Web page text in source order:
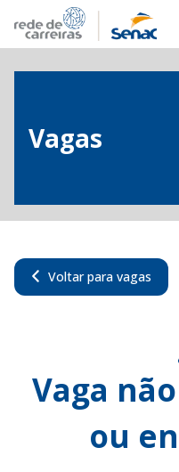
Vagas
Voltar para vagas
Vaga
ou